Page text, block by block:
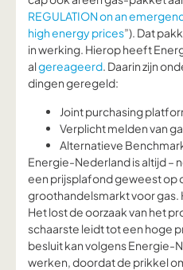
REGULATION on an
high energy prices”). Dat
in werking. Hierop heeft
algereageerd. Daarin zijn
dingen geregeld:
Joint purchasing
Verplicht melden van
Alternatieve
Energie-Nederland is altijd –
een prijsplafond geweest op
groothandelsmarkt voor gas.
Het lost de oorzaak van het
schaarste leidt tot een hoge
besluit kan volgens Energie-
werken, doordat de prikkel